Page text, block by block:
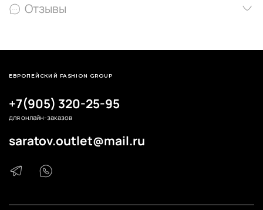
Отзывы
+7(905) 320-25-95
для онлайн-заказов
saratov.outlet@mail.ru
ЕВРОПЕЙСКИЙ FASHION GROUP